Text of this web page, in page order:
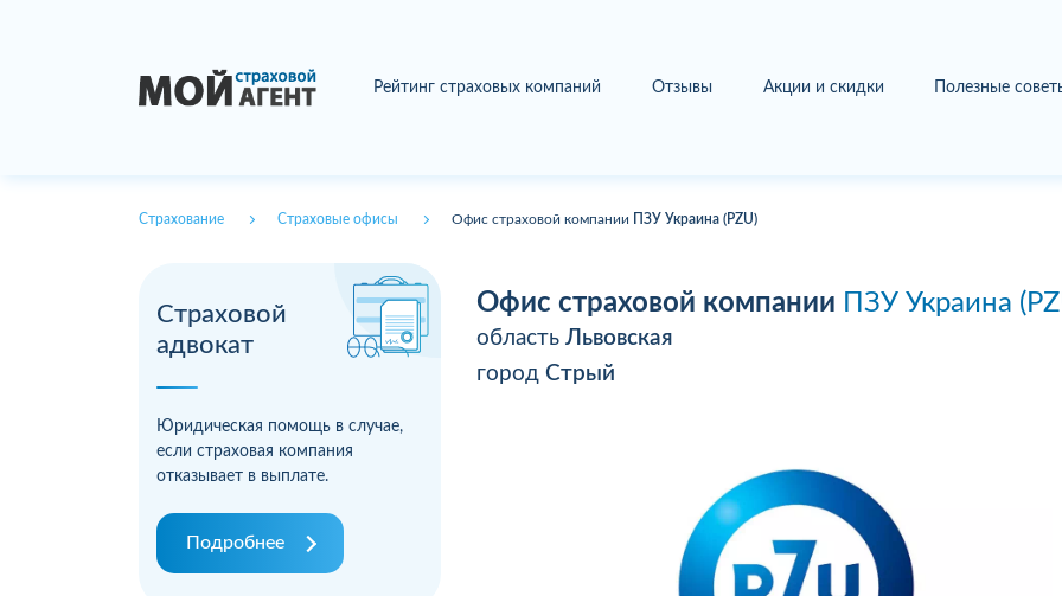
Рейтинг страховых компаний Отзывы Акции и скидки Полезные
Страхование Страховые офисы Офис страховой компании ПЗУ Украина (PZU)
Страховой
адвокат
Юридическая помощь в случае,
если страховая компания
отказывает в выплате.
Подробнее
Офис страховой компании ПЗУ Украина
область Львовская
город Стрый